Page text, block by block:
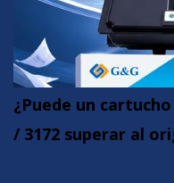
¿Puede un
/ 3172 superar al